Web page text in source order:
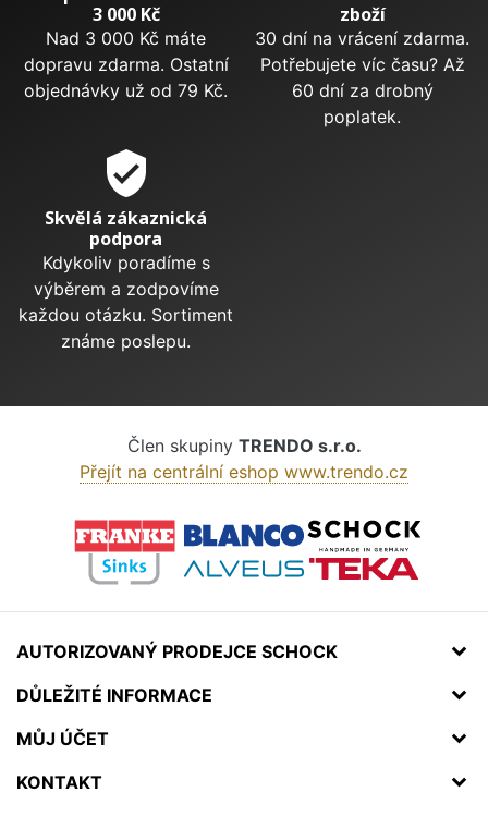
3 000 Kč
Nad 3 000 Kč máte
dopravu zdarma. Ostatní
objednávky už od 79 Kč.
zboží
30 dní na vrácení zdarma.
Potřebujete víc času? Až
60 dní za drobný
poplatek.
verified_user
Skvělá zákaznická
podpora
Kdykoliv poradíme s
výběrem a zodpovíme
každou otázku. Sortiment
známe poslepu.
Člen skupiny TRENDO s.r.o.
Přejít na centrální eshop www.trendo.cz
AUTORIZOVANÝ PRODEJCE SCHOCK
DŮLEŽITÉ INFORMACE
MŮJ ÚČET
KONTAKT